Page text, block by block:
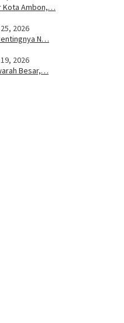
Kota Ambon,…
2026
N…
2026
Besar,…